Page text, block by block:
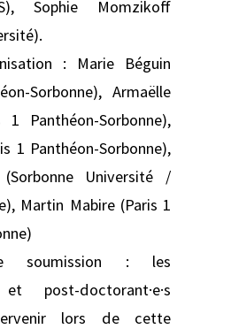
Sophie Momzikoff
: Marie Béguin
Sorbonne), Armaëlle
1 Panthéon-Sorbonne),
1 Panthéon-Sorbonne),
(Sorbonne Université /
Martin Mabire (Paris 1
soumission : les
et post-doctorant·e·s
lors de cette